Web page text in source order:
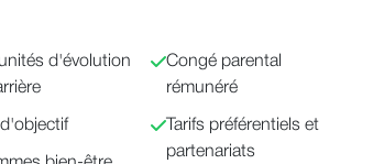
d'évolution
Congé parental
rémunéré
Tarifs préférentiels et
partenariats